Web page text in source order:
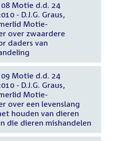
Motie d.d. 24
- D.J.G. Graus,
Motie-
over zwaardere
daders van
Motie d.d. 24
- D.J.G. Graus,
Motie-
over een levenslang
houden van dieren
die dieren mishandelen